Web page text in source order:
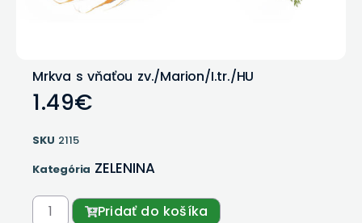
Mrkva s vňaťou zv./Marion/I.tr./HU
1.49€
SKU 2115
Kategória ZELENINA
Pridať do košíka